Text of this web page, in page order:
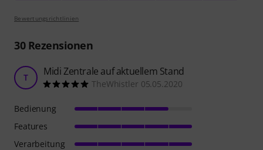
Bewertungsrichtlinien
30Rezensionen
T Midi Zentrale auf aktuellem Stand
TheWhistler 05.05.2020
Bedienung
Features
Verarbeitung